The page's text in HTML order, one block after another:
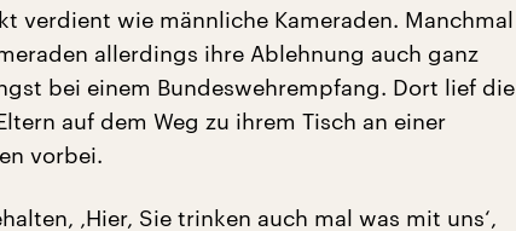
verdient wie männliche Kameraden. Manchmal
allerdings ihre Ablehnung auch ganz
bei einem Bundeswehrempfang. Dort lief die
auf dem Weg zu ihrem Tisch an einer
vorbei.
‚Hier, Sie trinken auch mal was mit uns‘,